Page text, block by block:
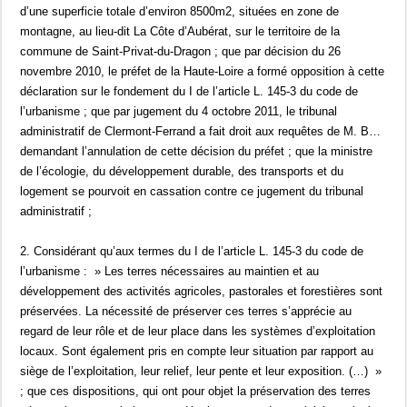
d’une superficie totale d’environ 8500m2, situées en zone de
montagne, au lieu-dit La Côte d’Aubérat, sur le territoire de la
commune de Saint-Privat-du-Dragon ; que par décision du 26
novembre 2010, le préfet de la Haute-Loire a formé opposition à cette
déclaration sur le fondement du I de l’article L. 145-3 du code de
l’urbanisme ; que par jugement du 4 octobre 2011, le tribunal
administratif de Clermont-Ferrand a fait droit aux requêtes de M. B…
demandant l’annulation de cette décision du préfet ; que la ministre
de l’écologie, du développement durable, des transports et du
logement se pourvoit en cassation contre ce jugement du tribunal
administratif ;
2. Considérant qu’aux termes du I de l’article L. 145-3 du code de
l’urbanisme : » Les terres nécessaires au maintien et au
développement des activités agricoles, pastorales et forestières sont
préservées. La nécessité de préserver ces terres s’apprécie au
regard de leur rôle et de leur place dans les systèmes d’exploitation
locaux. Sont également pris en compte leur situation par rapport au
siège de l’exploitation, leur relief, leur pente et leur exposition. (…) »
; que ces dispositions, qui ont pour objet la préservation des terres